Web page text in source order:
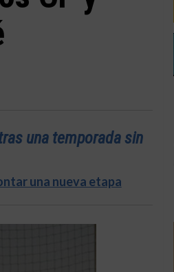
una temporada sin
una nueva etapa